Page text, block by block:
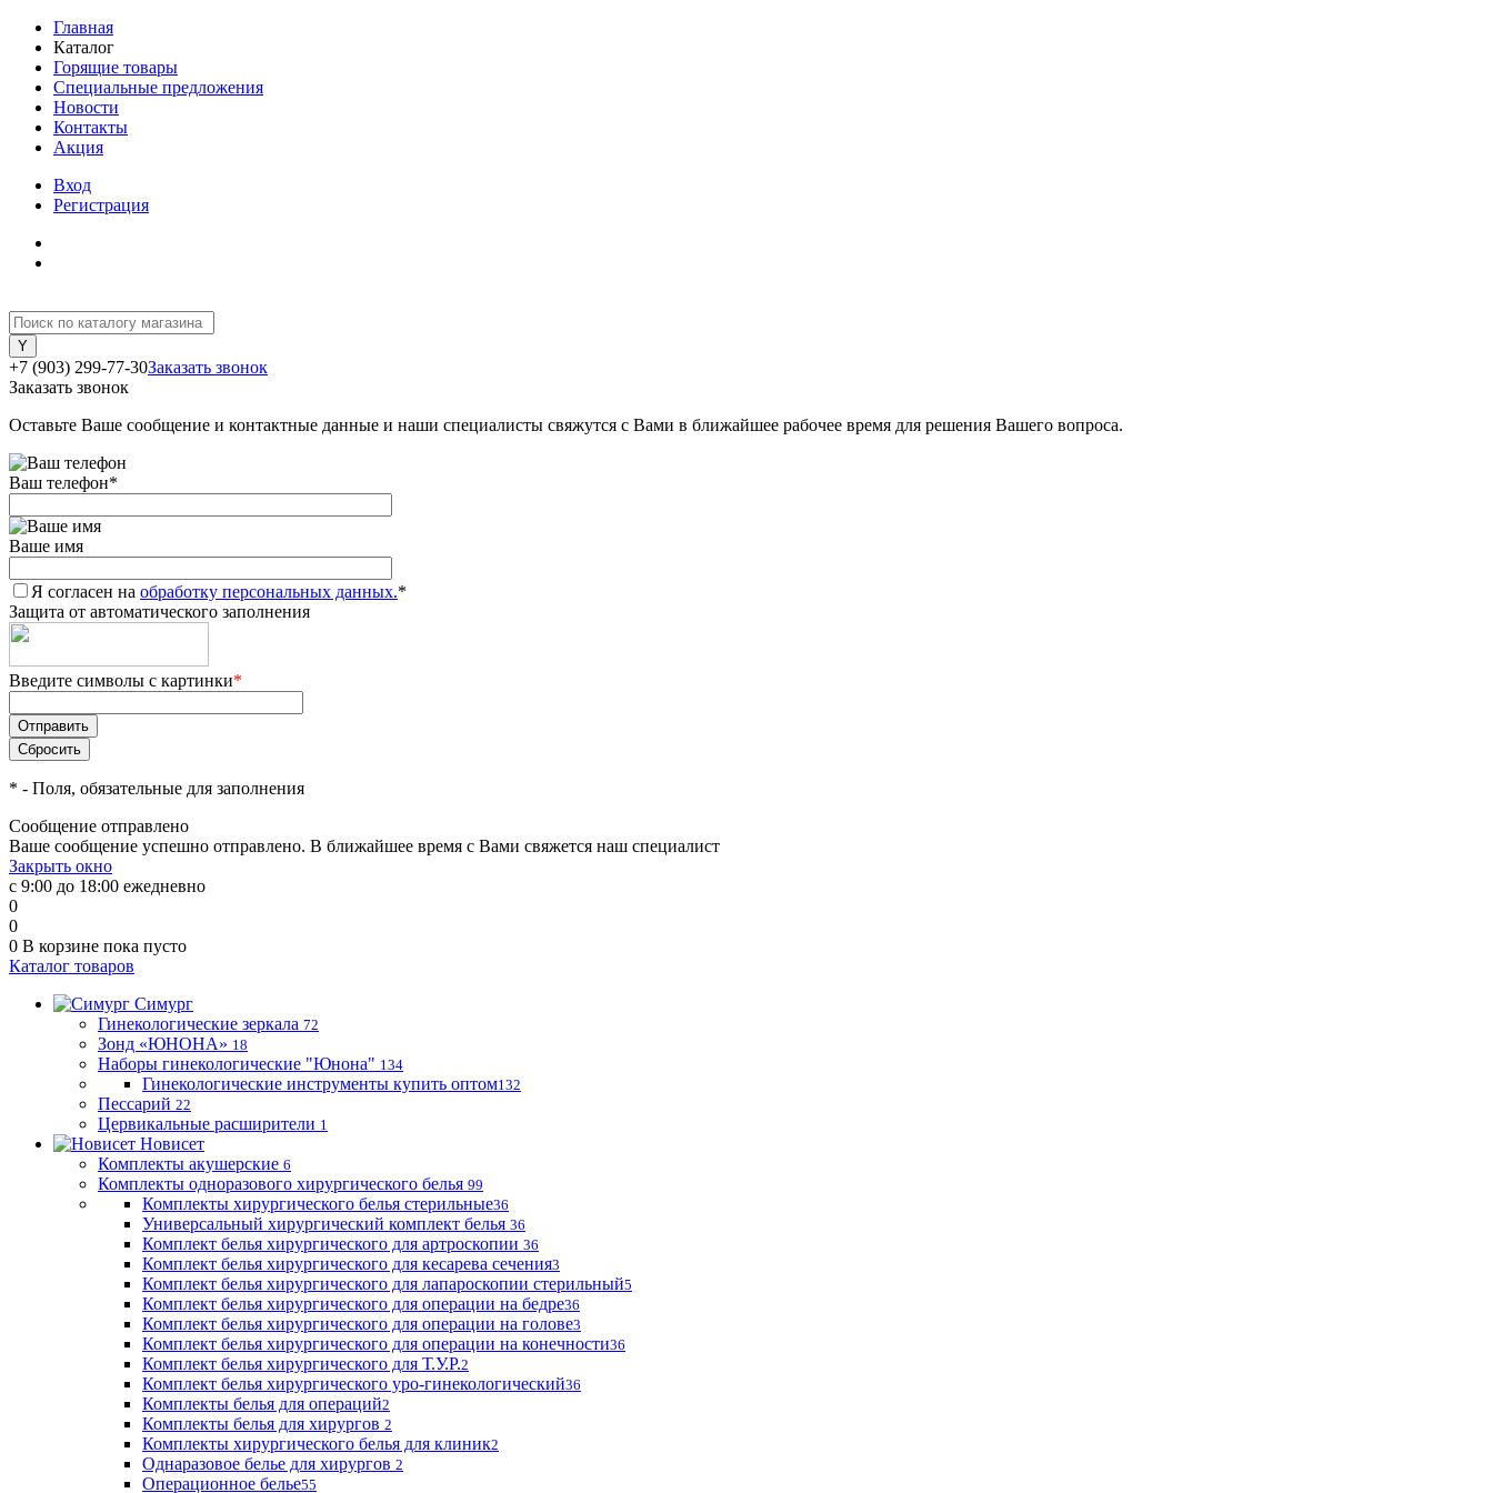
Главная
Каталог
Горящие товары
Специальные предложения
Новости
Контакты
Акция
Вход
Регистрация
+7 (903) 299-77-30Заказать звонок
Заказать звонок
Оставьте Ваше сообщение и контактные данные и наши специалисты свяжутся с Вами в ближайшее рабочее время для решения Вашего вопроса.
Ваш телефон*
Ваше имя
Я согласен на обработку персональных данных.*
Защита от автоматического заполнения
Введите символы с картинки*
* - Поля, обязательные для заполнения
Сообщение отправлено
Ваше сообщение успешно отправлено. В ближайшее время с Вами свяжется наш специалист
Закрыть окно
с 9:00 до 18:00 ежедневно
0
0
0 В корзине пока пусто
Каталог товаров
Симург
Гинекологические зеркала 72
Зонд «ЮНОНА» 18
Наборы гинекологические "Юнона" 134
Гинекологические инструменты купить оптом132
Пессарий 22
Цервикальные расширители 1
Новисет
Комплекты акушерские 6
Комплекты одноразового хирургического белья 99
Комплекты хирургического белья стерильные36
Универсальный хирургический комплект белья 36
Комплект белья хирургического для артроскопии 36
Комплект белья хирургического для кесарева сечения3
Комплект белья хирургического для лапароскопии стерильный5
Комплект белья хирургического для операции на бедре36
Комплект белья хирургического для операции на голове3
Комплект белья хирургического для операции на конечности36
Комплект белья хирургического для Т.У.Р.2
Комплект белья хирургического уро-гинекологический36
Комплекты белья для операций2
Комплекты белья для хирургов 2
Комплекты хирургического белья для клиник2
Однаразовое белье для хирургов 2
Операционное белье55